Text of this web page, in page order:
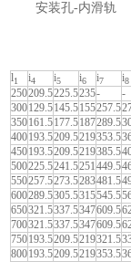
安装孔-内滑轨
l1 i4 i5 i6 i7 i8
250209.5225.5235-
-
300129.5145.5155257.5
350161.5177.5187289.5
400193.5209.5219353.5
450193.5209.5219385.5
500225.5241.5251449.5
550257.5273.5283481.5
600289.5305.5315545.5
650321.5337.5347609.5
700321.5337.5347609.5
750193.5209.5219321.5
800193.5209.5219353.5